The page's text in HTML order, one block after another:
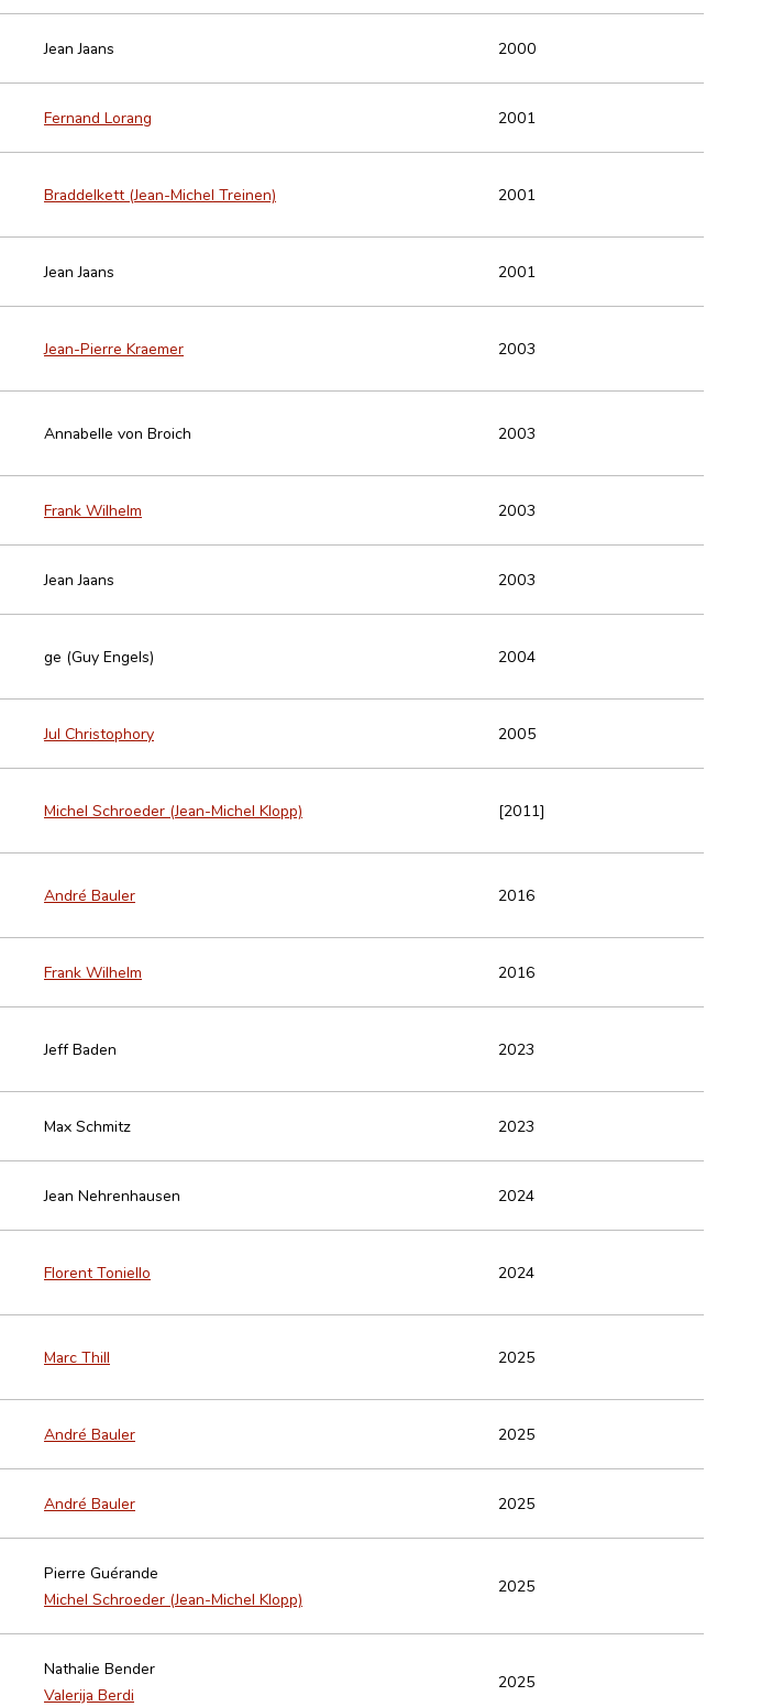
Jean Jaans 2000
Fernand Lorang 2001
Braddelkett (Jean-Michel Treinen) 2001
Jean Jaans 2001
Jean-Pierre Kraemer 2003
Annabelle von Broich 2003
Frank Wilhelm 2003
Jean Jaans 2003
ge (Guy Engels) 2004
Jul Christophory 2005
Michel Schroeder (Jean-Michel Klopp) [2011]
André Bauler 2016
Frank Wilhelm 2016
Jeff Baden 2023
Max Schmitz 2023
Jean Nehrenhausen 2024
Florent Toniello 2024
Marc Thill 2025
André Bauler 2025
André Bauler 2025
Pierre Guérande
Michel Schroeder (Jean-Michel Klopp)
2025
Nathalie Bender
Valerija Berdi
2025